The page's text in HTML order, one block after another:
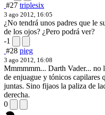
#27 triplesix
3 ago 2012, 16:05
¿No tendrá unos padres que le
de los ojos? ¿Pero podrá ver?
-1
#28 pieg
3 ago 2012, 16:08
Mmmmmm... Darth Vader... no
de enjuague y tónicos capilares
juntas. Sino fijaos la paliza de
derecha.
0